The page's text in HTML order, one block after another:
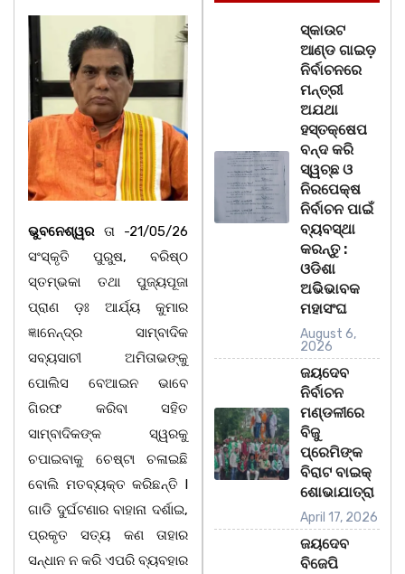
ଭୁବନେଶ୍ୱରତା -21/05/26
ସଂସ୍କୃତି ପୁରୁଷ, ବରିଷ୍ଠ
ସ୍ତମ୍ଭକା ତଥା ପୁଜ୍ୟପୂଜା
ପ୍ରାଣ ଡ଼ଃ ଆର୍ଯ୍ୟ କୁମାର
ଜ୍ଞାନେନ୍ଦ୍ର ସାମ୍ବାଦିକ
ସବ୍ୟସାଚୀ ଅମିତାଭଙ୍କୁ
ପୋଲିସ ବେଆଇନ ଭାବେ
ଗିରଫ କରିବା ସହିତ
ସାମ୍ବାଦିକଙ୍କ ସ୍ୱରକୁ
ଚପାଇବାକୁ ଚେଷ୍ଟା ଚଳାଇଛି
ବୋଲି ମତବ୍ୟକ୍ତ କରିଛନ୍ତି l
ଗାଡି ଦୁର୍ଘଟଣାର ବାହାନା ଦର୍ଶାଇ,
ପ୍ରକୃତ ସତ୍ୟ କଣ ତାହାର
ସନ୍ଧାନ ନ କରି ଏପରି ବ୍ୟବହାର
ସ୍କାଉଟ
ଆଣ୍ଡ ଗାଇଡ଼
ନିର୍ବାଚନରେ
ମନ୍ତ୍ରୀ
ଅଯଥା
ହସ୍ତକ୍ଷେପ
ବନ୍ଦ କରି
ସ୍ୱଚ୍ଛ ଓ
ନିରପେକ୍ଷ
ନିର୍ବାଚନ ପାଇଁ
ବ୍ୟବସ୍ଥା
କରନ୍ତୁ :
ଓଡିଶା
ଅଭିଭାବକ
ମହାସଂଘ
August 6,
2026
ଜୟଦେବ
ନିର୍ବାଚନ
ମଣ୍ଡଳୀରେ
ବିଜୁ
ପ୍ରେମିଙ୍କ
ବିରାଟ ବାଇକ୍
ଶୋଭାଯାତ୍ରା
April 17, 2026
ଜୟଦେବ
ବିଜେପି